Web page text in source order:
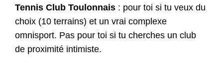
Tennis Club Toulonnais : pour toi si tu veux du
choix (10 terrains) et un vrai complexe
omnisport. Pas pour toi si tu cherches un club
de proximité intimiste.